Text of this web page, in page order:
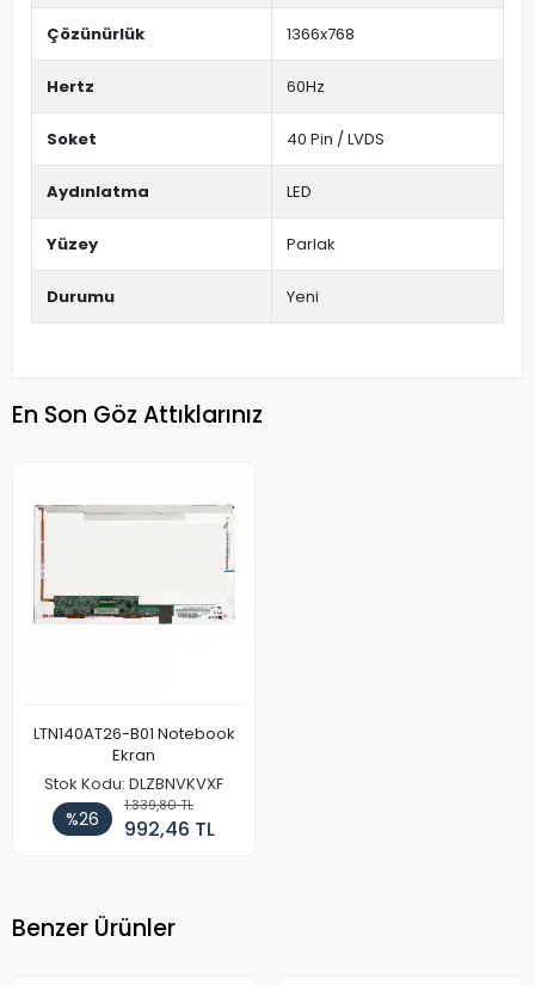
Çözünürlük 1366x768
Hertz 60Hz
Soket 40 Pin / LVDS
Aydınlatma LED
Yüzey Parlak
Durumu Yeni
En Son Göz Attıklarınız
LTN140AT26-B01 Notebook
Ekran
Stok Kodu: DLZBNVKVXF
%26
1.339,80 TL
992,46 TL
Benzer Ürünler